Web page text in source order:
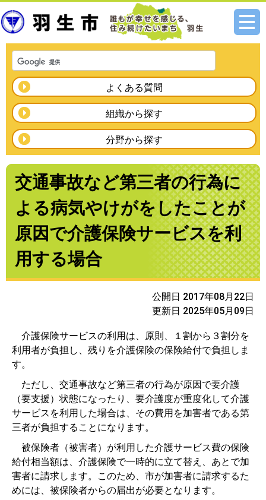
メニ
よくある質問
組織から探す
分野から探す
交通事故など第三者の行為に
よる病気やけがをしたことが
原因で介護保険サービスを利
用する場合
公開日 2017年08月22日
更新日 2025年05月09日
介護保険サービスの利用は、原則、１割から３割分を
利用者が負担し、残りを介護保険の保険給付で負担しま
す。
ただし、交通事故など第三者の行為が原因で要介護
（要支援）状態になったり、要介護度が重度化して介護
サービスを利用した場合は、その費用を加害者である第
三者が負担することになります。
被保険者（被害者）が利用した介護サービス費の保険
給付相当額は、介護保険で一時的に立て替え、あとで加
害者に請求します。このため、市が加害者に請求するた
めには、被保険者からの届出が必要となります。